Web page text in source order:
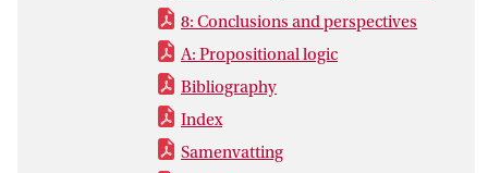
8: Conclusions and perspectives
A: Propositional logic
Bibliography
Index
Samenvatting